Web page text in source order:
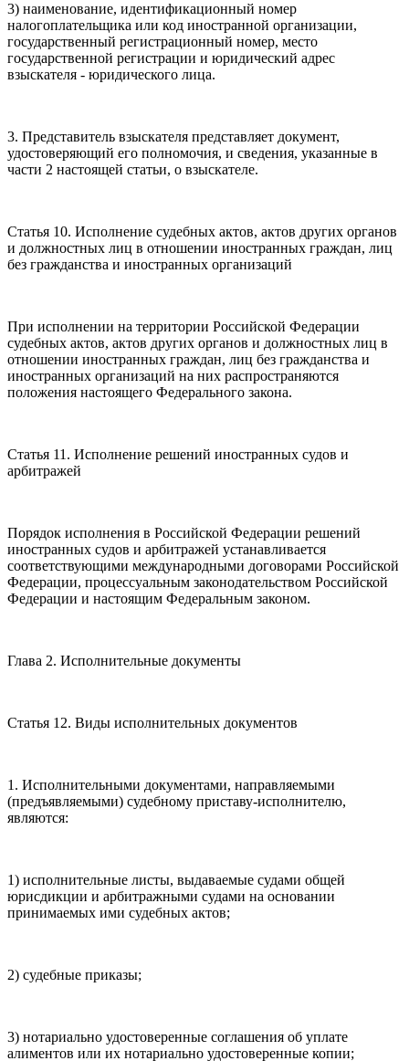
3) наименование, идентификационный номер
налогоплательщика или код иностранной организации,
государственный регистрационный номер, место
государственной регистрации и юридический адрес
взыскателя - юридического лица.
3. Представитель взыскателя представляет документ,
удостоверяющий его полномочия, и сведения, указанные в
части 2 настоящей статьи, о взыскателе.
Статья 10. Исполнение судебных актов, актов других органов
и должностных лиц в отношении иностранных граждан, лиц
без гражданства и иностранных организаций
При исполнении на территории Российской Федерации
судебных актов, актов других органов и должностных лиц в
отношении иностранных граждан, лиц без гражданства и
иностранных организаций на них распространяются
положения настоящего Федерального закона.
Статья 11. Исполнение решений иностранных судов и
арбитражей
Порядок исполнения в Российской Федерации решений
иностранных судов и арбитражей устанавливается
соответствующими международными договорами Российской
Федерации, процессуальным законодательством Российской
Федерации и настоящим Федеральным законом.
Глава 2. Исполнительные документы
Статья 12. Виды исполнительных документов
1. Исполнительными документами, направляемыми
(предъявляемыми) судебному приставу-исполнителю,
являются:
1) исполнительные листы, выдаваемые судами общей
юрисдикции и арбитражными судами на основании
принимаемых ими судебных актов;
2) судебные приказы;
3) нотариально удостоверенные соглашения об уплате
алиментов или их нотариально удостоверенные копии;